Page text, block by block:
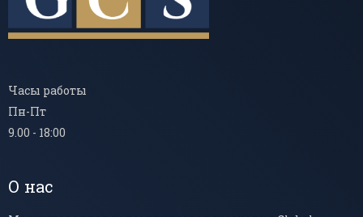
Часы работы
Пн-Пт
9.00 - 18:00
О нас